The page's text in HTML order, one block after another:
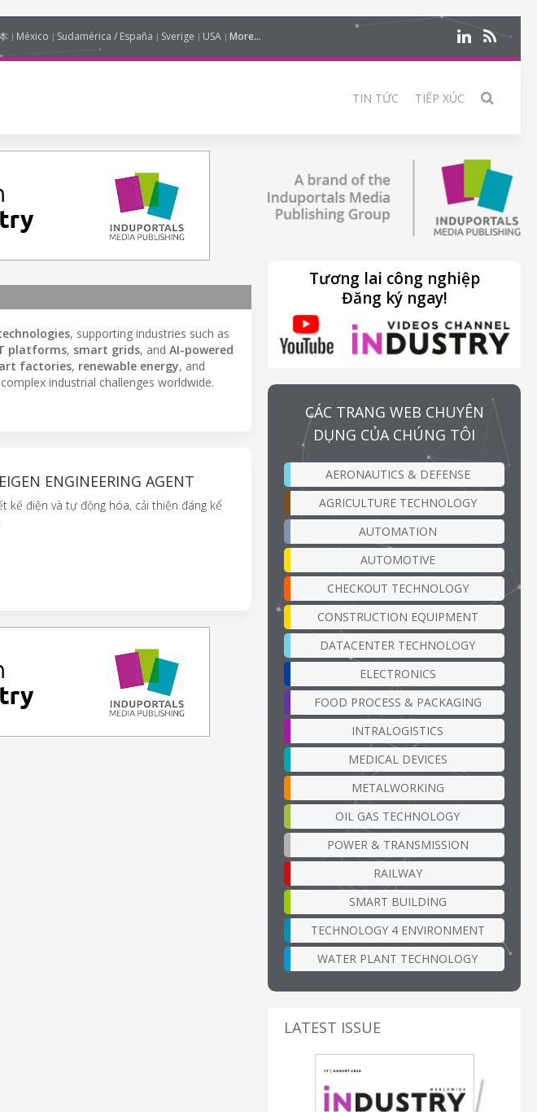
México Sudamérica / España Sverige USA More...
TIN TỨC TIẾP XÚC
, supporting industries such as
platforms, smart grids, and AI-powered
factories, renewable energy, and
industrial challenges worldwide.
ENGINEERING AGENT
kế điện và tự động hóa, cải thiện đáng kể
Tương lai công nghiệp
Đăng ký ngay!
CÁC TRANG WEB CHUYÊN
DỤNG CỦA CHÚNG TÔI
AERONAUTICS & DEFENSE
AGRICULTURE TECHNOLOGY
AUTOMATION
AUTOMOTIVE
CHECKOUT TECHNOLOGY
CONSTRUCTION EQUIPMENT
DATACENTER TECHNOLOGY
ELECTRONICS
FOOD PROCESS & PACKAGING
INTRALOGISTICS
MEDICAL DEVICES
METALWORKING
OIL GAS TECHNOLOGY
POWER & TRANSMISSION
RAILWAY
SMART BUILDING
TECHNOLOGY 4 ENVIRONMENT
WATER PLANT TECHNOLOGY
LATEST ISSUE